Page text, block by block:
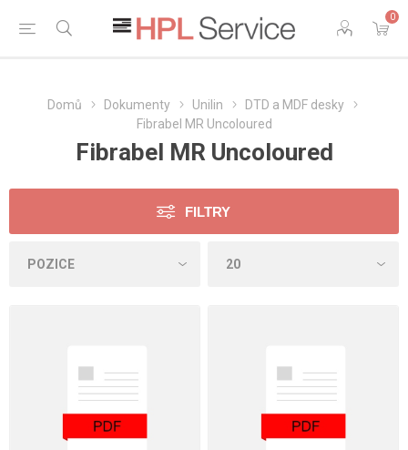
0
Domů Dokumenty Unilin
DTD a MDF desky
Fibrabel MR Uncoloured
Fibrabel MR Uncoloured
FILTRY